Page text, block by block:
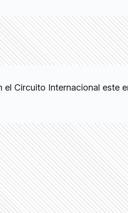
el Circuito Internacional este